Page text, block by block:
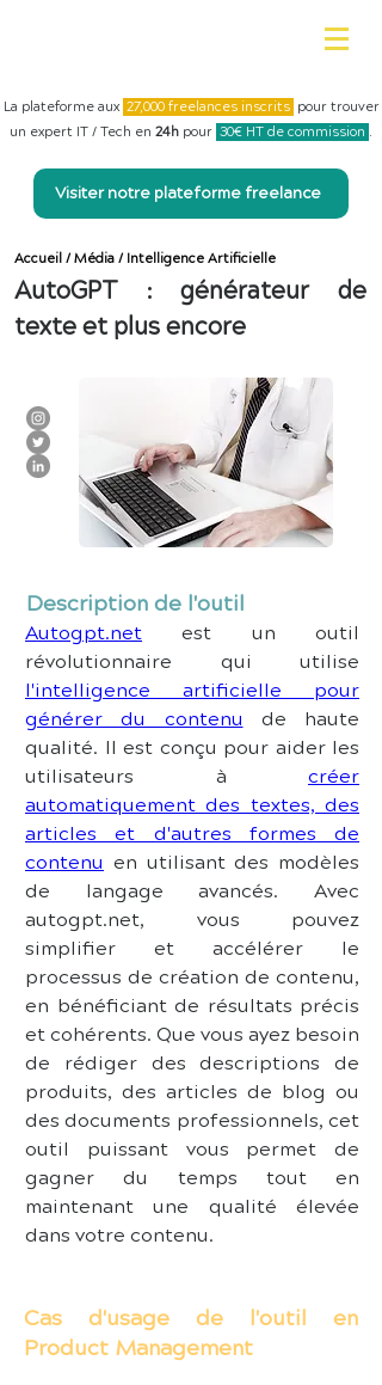
La plateforme aux 27,000 freelances inscrits pour trouver
un expert IT / Tech en 24h pour 30€ HT de commission .
Visiter notre plateforme freelance
Accueil / Média / Intelligence Artificielle
AutoGPT : générateur de
texte et plus encore
Description de l'outil
Autogpt.net est un outil
l'intelligence artificielle pour
générer du contenu de haute
qualité. Il est conçu pour aider les
utilisateurs à créer
automatiquement des textes, des
articles et d'autres formes de
contenu en utilisant des modèles
de langage avancés. Avec
autogpt.net, vous pouvez
simplifier et accélérer le
processus de création de contenu,
en bénéficiant de résultats précis
et cohérents. Que vous ayez besoin
de rédiger des descriptions de
produits, des articles de blog ou
des documents professionnels, cet
outil puissant vous permet de
gagner du temps tout en
maintenant une qualité élevée
dans votre contenu.
Cas d'usage de l'outil en
Product Management